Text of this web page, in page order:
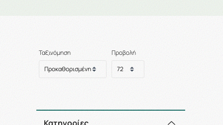
Ταξινόμηση Προβολή